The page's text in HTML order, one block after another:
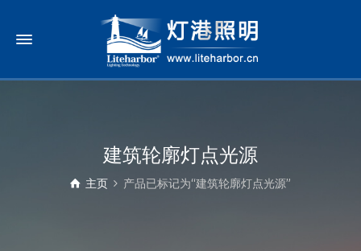
建筑轮廓灯点光源
主页 产品已标记为“建筑轮廓灯点光源”